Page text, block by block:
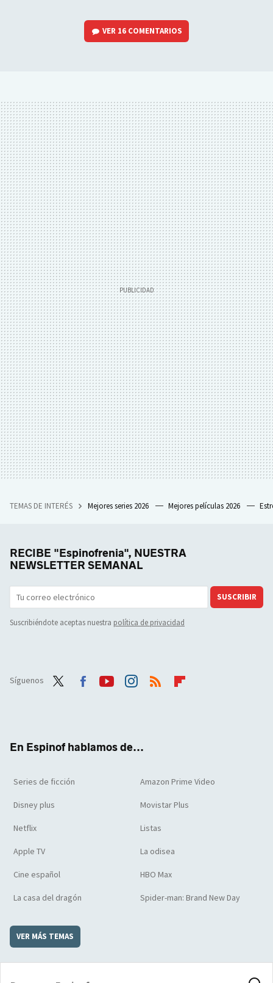
VER 16 COMENTARIOS
TEMAS DE INTERÉS Mejores series 2026 Mejores películas 2026
RECIBE "Espinofrenia", NUESTRA
NEWSLETTER SEMANAL
SUSCRIBIR
Suscribiéndote aceptas nuestra política de privacidad
Síguenos
En Espinof hablamos de...
Series de ficción Amazon Prime Video
Disney plus Movistar Plus
Netflix Listas
Apple TV La odisea
Cine español HBO Max
La casa del dragón Spider-man: Brand New Day
VER MÁS TEMAS